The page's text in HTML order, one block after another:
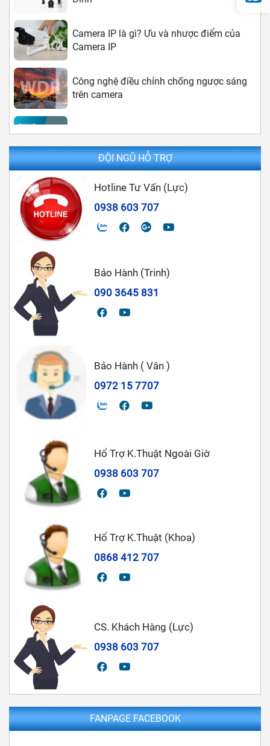
Camera Analog là gì? Ưu điểm và nhược
điểm của camera Analog
Chọn Lắp Đặt Camera Nào Tốt Cho Gia
Đình
ĐỘI NGŨ HỖ TRỢ
Hotline Tư Vấn (Lực)
0938 603 707
Bảo Hành (Trinh)
090 3645 831
Bảo Hành ( Vân )
0972 15 7707
Hổ Trợ K.Thuật Ngoài Giờ
0938 603 707
Hổ Trợ K.Thuật (Khoa)
0868 412 707
CS. Khách Hàng (Lực)
0938 603 707
FANPAGE FACEBOOK